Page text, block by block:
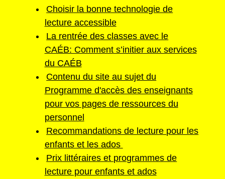
Choisir la bonne technologie de
lecture accessible
La rentrée des classes avec le
CAÉB: Comment s’initier aux services
du CAÉB
Contenu du site au sujet du
Programme d'accès des enseignants
pour vos pages de ressources du
personnel
Recommandations de lecture pour les
enfants et les ados
Prix littéraires et programmes de
lecture pour enfants et ados